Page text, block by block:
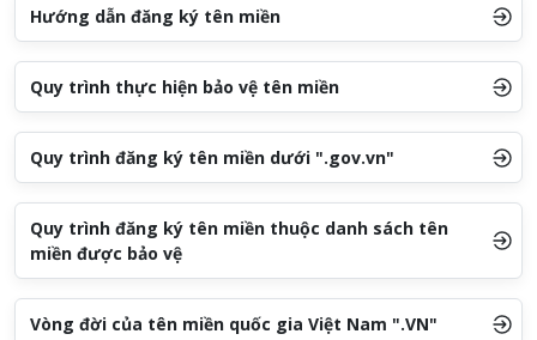
Hướng dẫn đăng ký tên miền
Quy trình thực hiện bảo vệ tên miền
Quy trình đăng ký tên miền dưới ".gov.vn"
Quy trình đăng ký tên miền thuộc danh sách tên
miền được bảo vệ
Vòng đời của tên miền quốc gia Việt Nam ".VN"